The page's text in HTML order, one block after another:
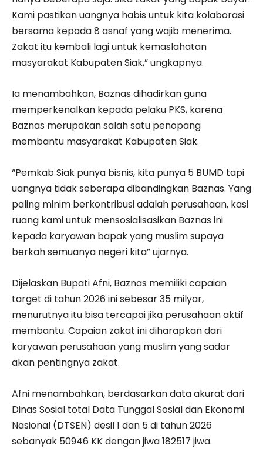
Kami pastikan uangnya habis untuk kita kolaborasi
bersama kepada 8 asnaf yang wajib menerima.
Zakat itu kembali lagi untuk kemaslahatan
masyarakat Kabupaten Siak,” ungkapnya.
Ia menambahkan, Baznas dihadirkan guna
memperkenalkan kepada pelaku PKS, karena
Baznas merupakan salah satu penopang
membantu masyarakat Kabupaten Siak.
“Pemkab Siak punya bisnis, kita punya 5 BUMD tapi
uangnya tidak seberapa dibandingkan Baznas. Yang
paling minim berkontribusi adalah perusahaan, kasi
ruang kami untuk mensosialisasikan Baznas ini
kepada karyawan bapak yang muslim supaya
berkah semuanya negeri kita” ujarnya.
Dijelaskan Bupati Afni, Baznas memiliki capaian
target di tahun 2026 ini sebesar 35 milyar,
menurutnya itu bisa tercapai jika perusahaan aktif
membantu. Capaian zakat ini diharapkan dari
karyawan perusahaan yang muslim yang sadar
akan pentingnya zakat.
Afni menambahkan, berdasarkan data akurat dari
Dinas Sosial total Data Tunggal Sosial dan Ekonomi
Nasional (DTSEN) desil 1 dan 5 di tahun 2026
sebanyak 50946 KK dengan jiwa 182517 jiwa.